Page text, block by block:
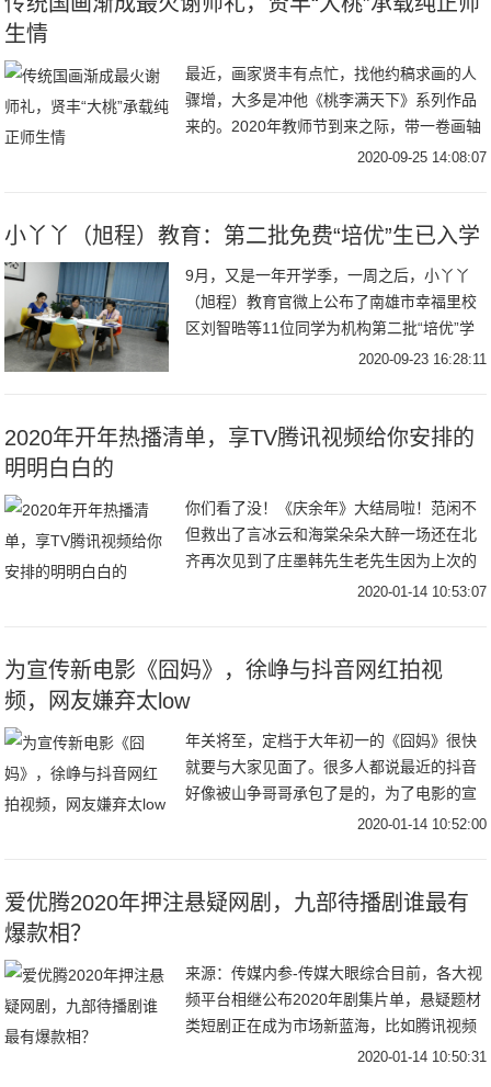
生情
最近，画家贤丰有点忙，找他约稿求画的人
骤增，大多是冲他《桃李满天下》系列作品
来的。2020年教师节到来之际，带一卷画轴
拜访恩师，将典雅脱俗、寓意纯正的传统国
2020-09-25 14:08:07
小丫丫（旭程）教育：第二批免费“培优”生已入学
9月，又是一年开学季，一周之后，小丫丫
（旭程）教育官微上公布了南雄市幸福里校
区刘智晧等11位同学为机构第二批“培优”学
生，将免费享受一年的课程全面提升以及对
2020-09-23 16:28:11
2020年开年热播清单，享TV腾讯视频给你安排的
明明白白的
你们看了没！《庆余年》大结局啦！范闲不
但救出了言冰云和海棠朵朵大醉一场还在北
齐再次见到了庄墨韩先生老先生因为上次的
陷害耿耿于怀正在为范闲的诗集作释而上杉
2020-01-14 10:53:07
为宣传新电影《囧妈》，徐峥与抖音网红拍视
频，网友嫌弃太low
年关将至，定档于大年初一的《囧妈》很快
就要与大家见面了。很多人都说最近的抖音
好像被山争哥哥承包了是的，为了电影的宣
传，徐峥都到抖音营业了，和很多抖音头部
2020-01-14 10:52:00
爱优腾2020年押注悬疑网剧，九部待播剧谁最有
爆款相？
来源：传媒内参-传媒大眼综合目前，各大视
频平台相继公布2020年剧集片单，悬疑题材
类短剧正在成为市场新蓝海，比如腾讯视频
V视界大会公布了一部体量较小、仅16集的
2020-01-14 10:50:31